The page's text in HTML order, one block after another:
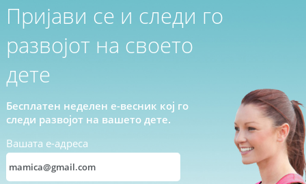
Пријави се и следи го
развојот на своето
дете
Бесплатен неделен е-весник кој го
следи развојот на вашето дете.
Вашата е-адреса